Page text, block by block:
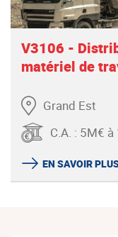
V3106 -
matériel de
Grand Est
C.A. : 5M€ à
EN SAVOIR